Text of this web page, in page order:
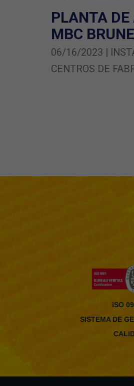
PLANTA DE
MBC
06/16/2023 |
CENTROS DE
ISO
SISTEMA DE